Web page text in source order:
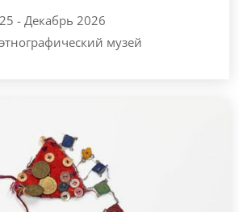
- Декабрь 2026
музей